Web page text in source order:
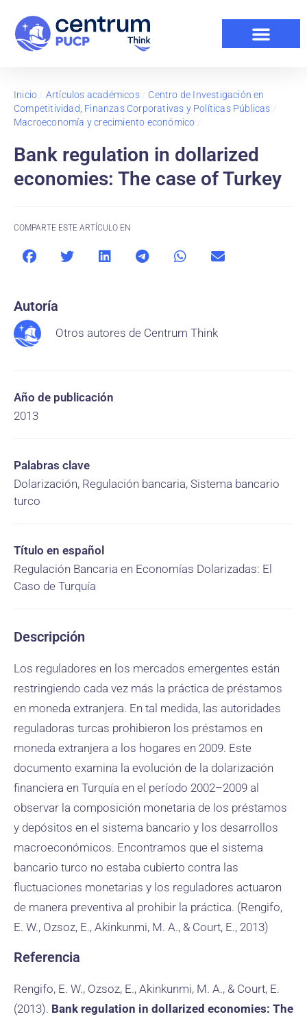
Inicio / Artículos académicos/ Centro de Investigación en
Competitividad, Finanzas Corporativas y Políticas Públicas /
Macroeconomía y crecimiento económico /
Bank regulation in dollarized
economies: The case of Turkey
COMPARTE ESTE ARTÍCULO EN
Autoría
Otros autores de Centrum Think
Año de publicación
2013
Palabras clave
Dolarización, Regulación bancaria, Sistema bancario
turco
Título en español
Regulación Bancaria en Economías Dolarizadas: El
Caso de Turquía
Descripción
Los reguladores en los mercados emergentes están
restringiendo cada vez más la práctica de préstamos
en moneda extranjera. En tal medida, las autoridades
reguladoras turcas prohibieron los préstamos en
moneda extranjera a los hogares en 2009. Este
documento examina la evolución de la dolarización
financiera en Turquía en el período 2002–2009 al
observar la composición monetaria de los préstamos
y depósitos en el sistema bancario y los desarrollos
macroeconómicos. Encontramos que el sistema
bancario turco no estaba cubierto contra las
fluctuaciones monetarias y los reguladores actuaron
de manera preventiva al prohibir la práctica. (Rengifo,
E. W., Ozsoz, E., Akinkunmi, M. A., & Court, E., 2013)
Referencia
Rengifo, E. W., Ozsoz, E., Akinkunmi, M. A., & Court, E.
(2013). Bank regulation in dollarized economies: The